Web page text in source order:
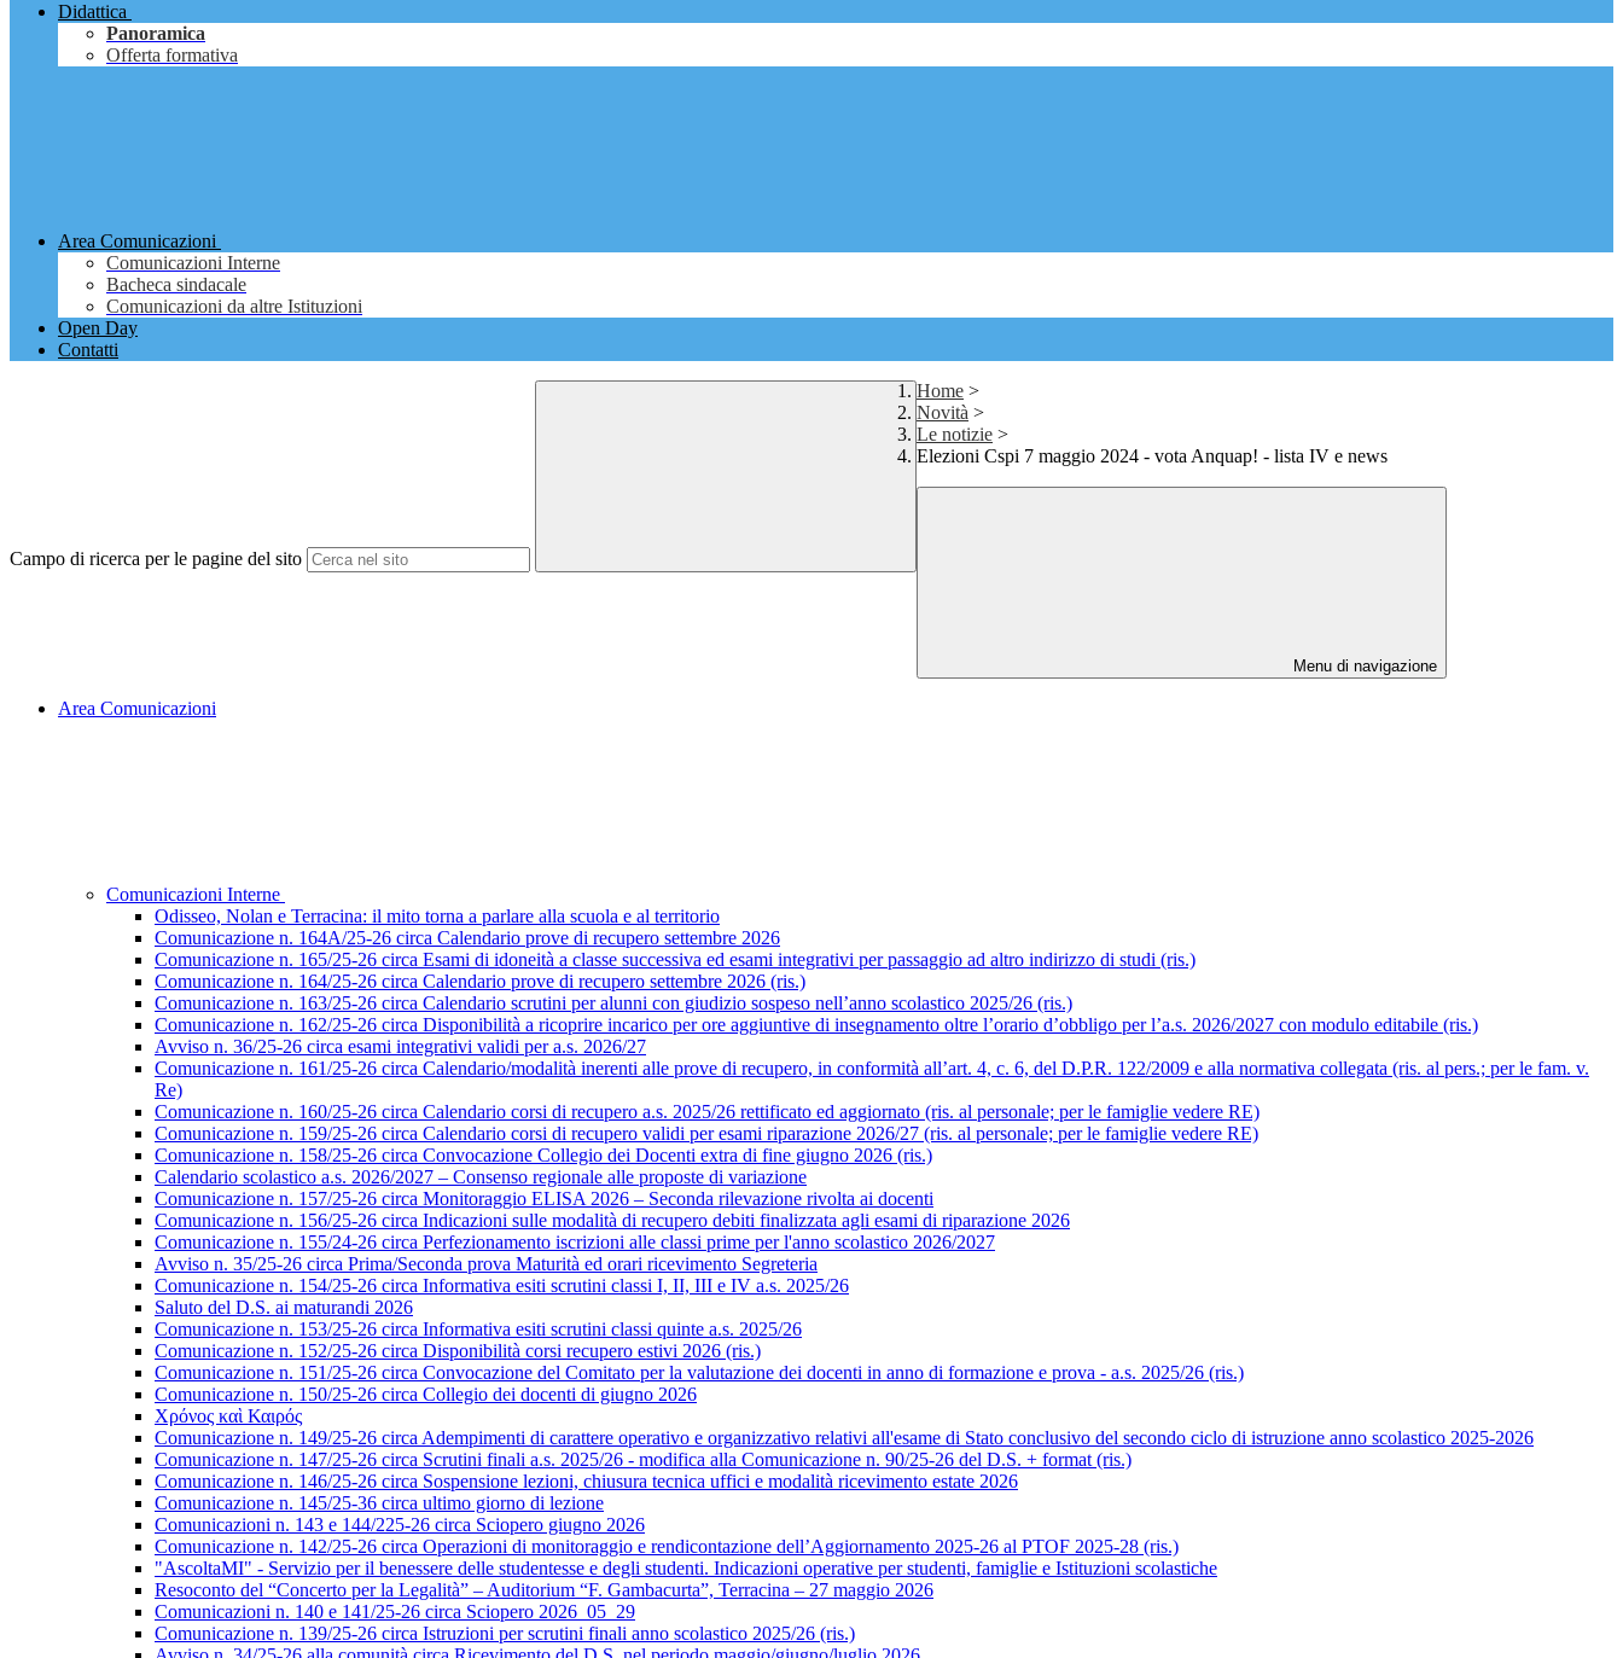
Didattica
Panoramica
Offerta formativa
Area Comunicazioni
Comunicazioni Interne
Bacheca sindacale
Comunicazioni da altre Istituzioni
Open Day
Contatti
Campo di ricerca per le pagine del sito
Home >
Novità >
Le notizie >
Elezioni Cspi 7 maggio 2024 - vota Anquap! - lista IV e news
Menu di navigazione
Area Comunicazioni
Comunicazioni Interne
Odisseo, Nolan e Terracina: il mito torna a parlare alla scuola e al territorio
Comunicazione n. 164A/25-26 circa Calendario prove di recupero settembre 2026
Comunicazione n. 165/25-26 circa Esami di idoneità a classe successiva ed esami integrativi per passaggio ad altro indirizzo di studi (ris.)
Comunicazione n. 164/25-26 circa Calendario prove di recupero settembre 2026 (ris.)
Comunicazione n. 163/25-26 circa Calendario scrutini per alunni con giudizio sospeso nell’anno scolastico 2025/26 (ris.)
Comunicazione n. 162/25-26 circa Disponibilità a ricoprire incarico per ore aggiuntive di insegnamento oltre l’orario d’obbligo per l’a.s. 2026/2027 con modulo editabile (ris.)
Avviso n. 36/25-26 circa esami integrativi validi per a.s. 2026/27
Comunicazione n. 161/25-26 circa Calendario/modalità inerenti alle prove di recupero, in conformità all’art. 4, c. 6, del D.P.R. 122/2009 e alla normativa collegata (ris. al pers.; per le fam. v.
Re)
Comunicazione n. 160/25-26 circa Calendario corsi di recupero a.s. 2025/26 rettificato ed aggiornato (ris. al personale; per le famiglie vedere RE)
Comunicazione n. 159/25-26 circa Calendario corsi di recupero validi per esami riparazione 2026/27 (ris. al personale; per le famiglie vedere RE)
Comunicazione n. 158/25-26 circa Convocazione Collegio dei Docenti extra di fine giugno 2026 (ris.)
Calendario scolastico a.s. 2026/2027 – Consenso regionale alle proposte di variazione
Comunicazione n. 157/25-26 circa Monitoraggio ELISA 2026 – Seconda rilevazione rivolta ai docenti
Comunicazione n. 156/25-26 circa Indicazioni sulle modalità di recupero debiti finalizzata agli esami di riparazione 2026
Comunicazione n. 155/24-26 circa Perfezionamento iscrizioni alle classi prime per l'anno scolastico 2026/2027
Avviso n. 35/25-26 circa Prima/Seconda prova Maturità ed orari ricevimento Segreteria
Comunicazione n. 154/25-26 circa Informativa esiti scrutini classi I, II, III e IV a.s. 2025/26
Saluto del D.S. ai maturandi 2026
Comunicazione n. 153/25-26 circa Informativa esiti scrutini classi quinte a.s. 2025/26
Comunicazione n. 152/25-26 circa Disponibilità corsi recupero estivi 2026 (ris.)
Comunicazione n. 151/25-26 circa Convocazione del Comitato per la valutazione dei docenti in anno di formazione e prova - a.s. 2025/26 (ris.)
Comunicazione n. 150/25-26 circa Collegio dei docenti di giugno 2026
Χρόνος καὶ Καιρός
Comunicazione n. 149/25-26 circa Adempimenti di carattere operativo e organizzativo relativi all'esame di Stato conclusivo del secondo ciclo di istruzione anno scolastico 2025-2026
Comunicazione n. 147/25-26 circa Scrutini finali a.s. 2025/26 - modifica alla Comunicazione n. 90/25-26 del D.S. + format (ris.)
Comunicazione n. 146/25-26 circa Sospensione lezioni, chiusura tecnica uffici e modalità ricevimento estate 2026
Comunicazione n. 145/25-36 circa ultimo giorno di lezione
Comunicazioni n. 143 e 144/225-26 circa Sciopero giugno 2026
Comunicazione n. 142/25-26 circa Operazioni di monitoraggio e rendicontazione dell’Aggiornamento 2025-26 al PTOF 2025-28 (ris.)
"AscoltaMI" - Servizio per il benessere delle studentesse e degli studenti. Indicazioni operative per studenti, famiglie e Istituzioni scolastiche
Resoconto del “Concerto per la Legalità” – Auditorium “F. Gambacurta”, Terracina – 27 maggio 2026
Comunicazioni n. 140 e 141/25-26 circa Sciopero 2026_05_29
Comunicazione n. 139/25-26 circa Istruzioni per scrutini finali anno scolastico 2025/26 (ris.)